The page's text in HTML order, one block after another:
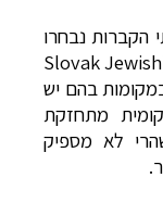
הקברות נבחרו
Slovak Jewish
בהם יש
מתחזקת
לא מספיק